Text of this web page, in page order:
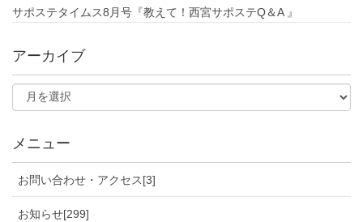
サポステタイムス8月号『教えて！西宮サポステQ＆A 』
アーカイブ
メニュー
お問い合わせ・アクセス[3]
お知らせ[299]